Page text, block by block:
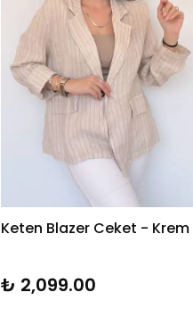
Keten Blazer Ceket - Krem
₺ 2,099.00